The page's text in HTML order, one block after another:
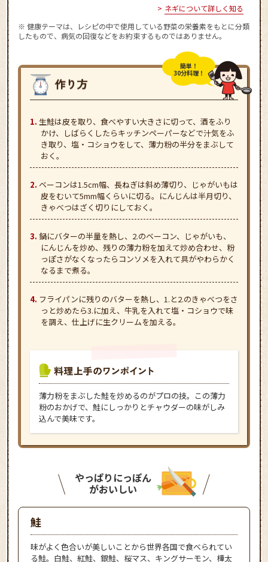
ネギについて詳しく知る
※ 健康テーマは、レシピの中で使用している野菜の栄養素をもとに分類
したもので、病気の回復などをお約束するものではありません。
簡単！
30分料理！
生鮭は皮を取り、食べやすい大きさに切って、酒をふり
かけ、しばらくしたらキッチンペーパーなどで汁気をふ
き取り、塩・コショウをして、薄力粉の半分をまぶして
おく。
ベーコンは1.5cm幅、長ねぎは斜め薄切り、じゃがいもは
皮をむいて5mm幅くらいに切る。にんじんは半月切り、
きゃべつはざく切りにしておく。
鍋にバターの半量を熱し、2.のベーコン、じゃがいも、
にんじんを炒め、残りの薄力粉を加えて炒め合わせ、粉
っぽさがなくなったらコンソメを入れて具がやわらかく
なるまで煮る。
フライパンに残りのバターを熱し、1.と2.のきゃべつをさ
っと炒めたら3.に加え、牛乳を入れて塩・コショウで味
を調え、仕上げに生クリームを加える。
薄力粉をまぶした鮭を炒めるのがプロの技。この薄力
粉のおかげで、鮭にしっかりとチャウダーの味がしみ
込んで美味です。
やっぱりにっぽん
がおいしい
鮭
味がよく色合いが美しいことから世界各国で食べられてい
る鮭。白鮭、紅鮭、銀鮭、桜マス、キングサーモン、樺太